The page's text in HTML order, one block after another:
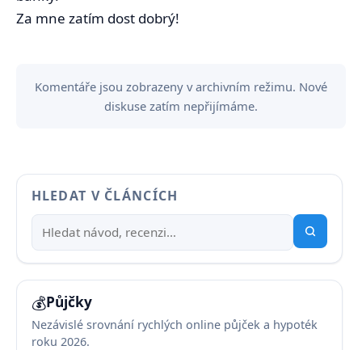
Za mne zatím dost dobrý!
Komentáře jsou zobrazeny v archivním režimu. Nové
diskuse zatím nepřijímáme.
HLEDAT V ČLÁNCÍCH
💰Půjčky
Nezávislé srovnání rychlých online půjček a hypoték
roku 2026.